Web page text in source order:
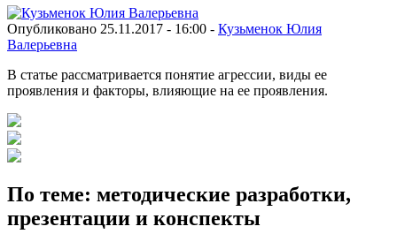
Опубликовано 25.11.2017 - 16:00 - Кузьменок Юлия
Валерьевна
В статье рассматривается понятие агрессии, виды ее
проявления и факторы, влияющие на ее проявления.
По теме: методические разработки,
презентации и конспекты